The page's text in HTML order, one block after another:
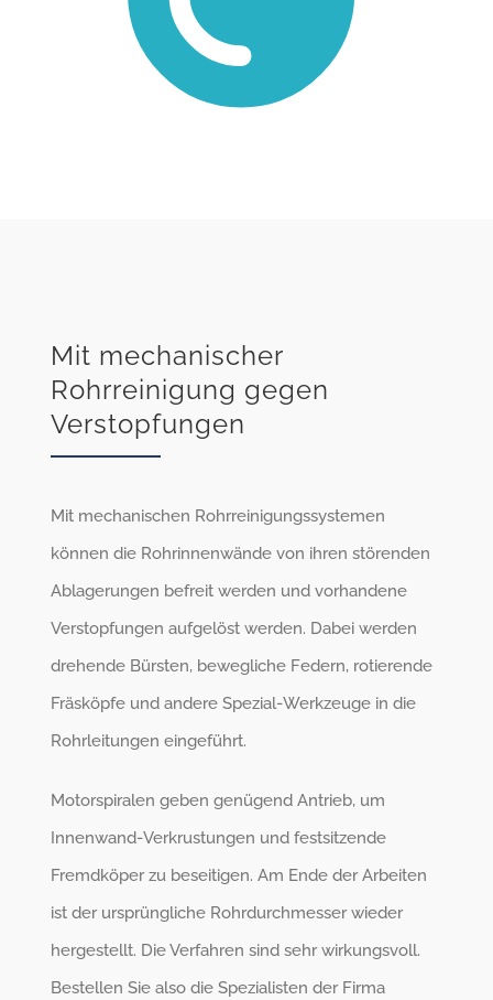
Mit mechanischer
Rohrreinigung gegen
Verstopfungen
Mit mechanischen Rohrreinigungssystemen
können die Rohrinnenwände von ihren störenden
Ablagerungen befreit werden und vorhandene
Verstopfungen aufgelöst werden. Dabei werden
drehende Bürsten, bewegliche Federn, rotierende
Fräsköpfe und andere Spezial-Werkzeuge in die
Rohrleitungen eingeführt.
Motorspiralen geben genügend Antrieb, um
Innenwand-Verkrustungen und festsitzende
Fremdköper zu beseitigen. Am Ende der Arbeiten
ist der ursprüngliche Rohrdurchmesser wieder
hergestellt. Die Verfahren sind sehr wirkungsvoll.
Bestellen Sie also die Spezialisten der Firma